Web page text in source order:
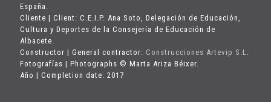
España.
Cliente | Client: C.E.I.P. Ana Soto, Delegación de Educación,
Cultura y Deportes de la Consejería de Educación de
Albacete.
Constructor | General contractor: Construcciones Artevip S.L
Fotografías | Photographs © Marta Ariza Béixer.
Año | Completion date: 2017